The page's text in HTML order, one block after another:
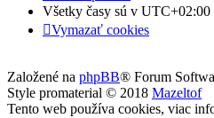
Všetky časy sú v UTC+02:00
Vymazať cookies
Založené na phpBB® Forum
Style promaterial © 2018 Mazeltof
Tento web používa cookies, viac